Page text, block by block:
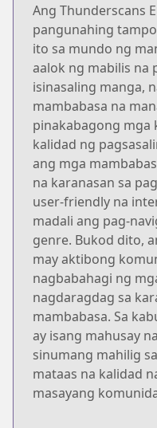
Ang Thunderscans
pangunahing
ito sa mundo ng
aalok ng mabilis na
isinasaling manga,
mambabasa na
pinakabagong mga
kalidad ng
ang mga
na karanasan sa
user-friendly na
madali ang pag-
genre. Bukod dito,
may aktibong
nagbabahagi ng
nagdaragdag sa
mambabasa. Sa
ay isang mahusay
sinumang mahilig
mataas na kalidad
masayang